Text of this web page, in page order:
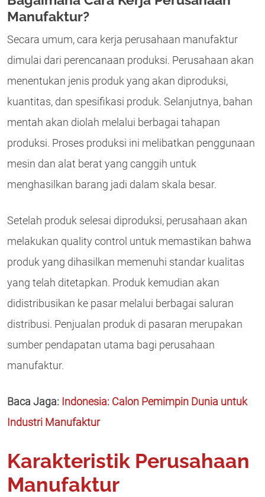
Manufaktur?
Secara umum, cara kerja perusahaan manufaktur
dimulai dari perencanaan produksi. Perusahaan akan
menentukan jenis produk yang akan diproduksi,
kuantitas, dan spesifikasi produk. Selanjutnya, bahan
mentah akan diolah melalui berbagai tahapan
produksi. Proses produksi ini melibatkan penggunaan
mesin dan alat berat yang canggih untuk
menghasilkan barang jadi dalam skala besar.
Setelah produk selesai diproduksi, perusahaan akan
melakukan quality control untuk memastikan bahwa
produk yang dihasilkan memenuhi standar kualitas
yang telah ditetapkan. Produk kemudian akan
didistribusikan ke pasar melalui berbagai saluran
distribusi. Penjualan produk di pasaran merupakan
sumber pendapatan utama bagi perusahaan
manufaktur.
Baca Jaga: Indonesia: Calon Pemimpin Dunia untuk
Industri Manufaktur
Karakteristik Perusahaan
Manufaktur